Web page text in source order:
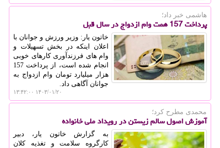
هاشمی خبر داد؛
پرداخت 157 همت وام ازدواج در سال قبل
خاتون یار: وزیر ورزش و جوانان با
اعلان اینکه در بخش تسهیلات و
وام های فرزندآوری کارهای خوبی
انجام شده است، از پرداخت 157
هزار میلیارد تومان وام ازدواج به
جوانان آگاهی داد.
۱۴۰۳/۰۱/۲۰ ۱۳:۴۲:۰۰
محمدی مطرح كرد؛
آموزش اصول سالم زیستن در رویداد ملی خانواده
به گزارش خاتون یار، دبیر
کارگروه سلامت و تغذیه کلان